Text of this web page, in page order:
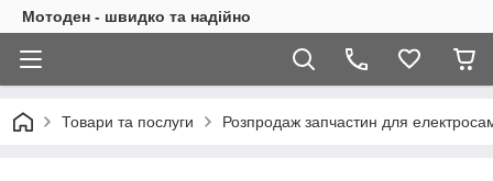
Мотоден - швидко та надійно
Товари та послуги Розпродаж запчастин для